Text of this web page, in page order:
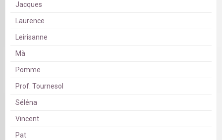
Jacques
Laurence
Leirisanne
Mà
Pomme
Prof. Tournesol
Séléna
Vincent
Pat